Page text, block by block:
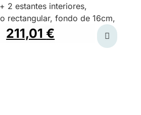
2 estantes interiores,
rectangular, fondo de 16cm,
211,01€